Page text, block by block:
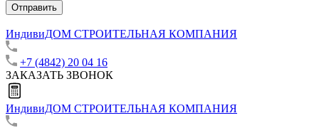
Отправить
ИндивиДОМ СТРОИТЕЛЬНАЯ КОМПАНИЯ
+7 (4842) 20 04 16
ЗАКАЗАТЬ ЗВОНОК
ИндивиДОМ СТРОИТЕЛЬНАЯ КОМПАНИЯ